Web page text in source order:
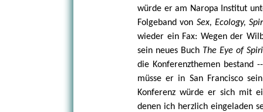
würde er am Naropa Institut
Folgeband von Sex, Ecology,
wieder ein Fax: Wegen der
sein neues Buch The Eye of
die Konferenzthemen bestand
müsse er in San Francisco
Konferenz würde er sich mit
denen ich herzlich eingeladen